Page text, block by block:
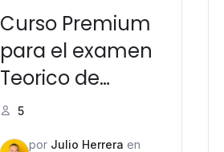
Curso Premium
para el examen
Teorico de
manejo en
Massachusetts
5
por Julio Herrera en